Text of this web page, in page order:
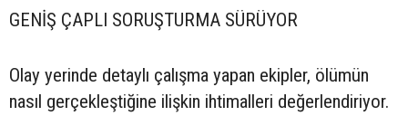
GENİŞ ÇAPLI SORUŞTURMA SÜRÜYOR
Olay yerinde detaylı çalışma yapan ekipler, ölümün
nasıl gerçekleştiğine ilişkin ihtimalleri değerlendiriyor.